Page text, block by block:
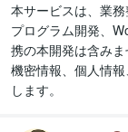
本サービスは、業務
プログラム開発、
携の本開発は含み
機密情報、個人情
します。